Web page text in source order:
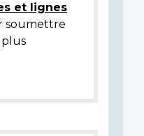
et lignes
soumettre
plus